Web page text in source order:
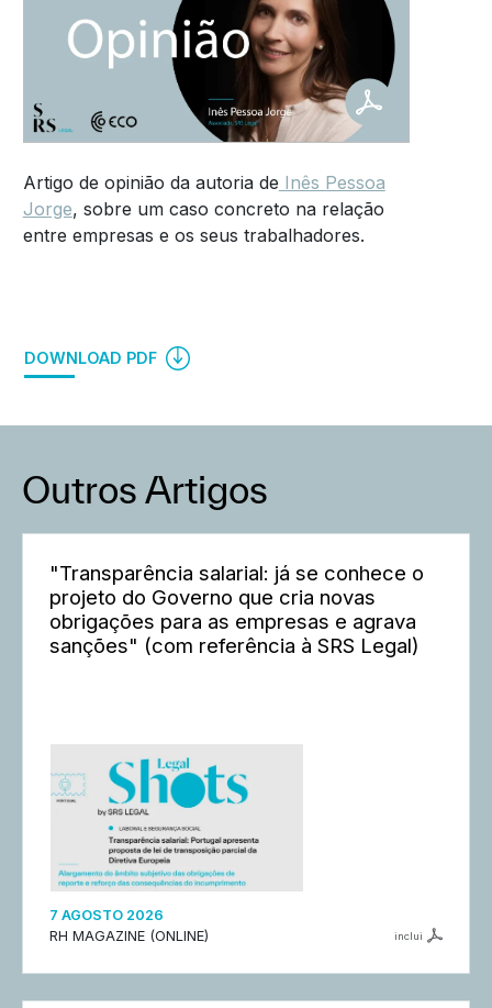
Artigo de opinião da autoria de Inês Pessoa
Jorge, sobre um caso concreto na relação
entre empresas e os seus trabalhadores.
DOWNLOAD PDF
Outros Artigos
"Transparência salarial: já se conhece o
projeto do Governo que cria novas
obrigações para as empresas e agrava
sanções" (com referência à SRS Legal)
7 AGOSTO 2026
RH MAGAZINE (ONLINE)
inclui